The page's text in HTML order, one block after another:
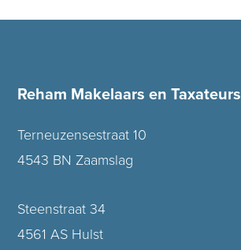
Reham Makelaars en Taxateurs
Terneuzensestraat 10
4543 BN Zaamslag
Steenstraat 34
4561 AS Hulst